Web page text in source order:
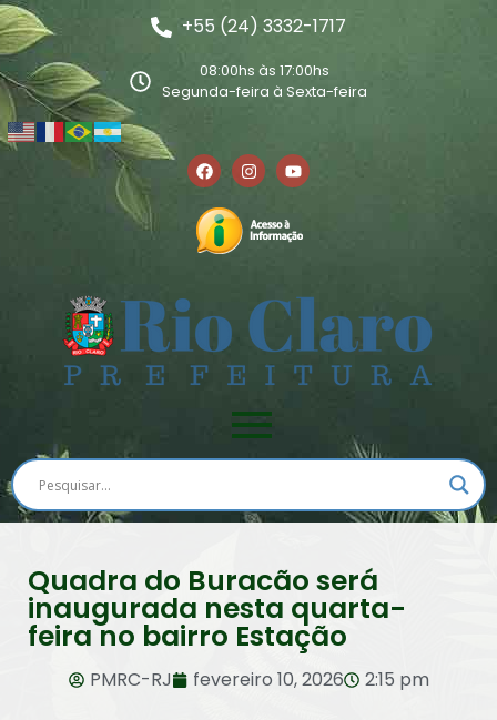
+55 (24) 3332-1717
08:00hs às 17:00hs
Segunda-feira à Sexta-feira
Quadra do Buracão será
inaugurada nesta quarta-
feira no bairro Estação
PMRC-RJ fevereiro 10, 2026 2:15 pm